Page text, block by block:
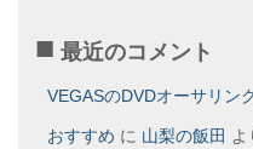
最近のコメント
VEGASのDVDオーサリン
おすすめ に 山梨の飯田 よ